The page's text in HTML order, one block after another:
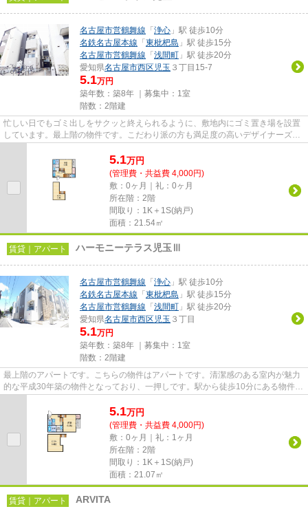
名古屋市営鶴舞線 「 浄心 」駅 徒歩10分
名鉄名古屋本線 「 東枇杷島 」駅 徒歩15分
名古屋市営鶴舞線 「 浅間町 」駅 徒歩20分
愛知県名古屋市西区 児玉 ３丁目15-7
5.1万円
築年数：築8年 ｜募集中： 1室
階数：2階建
忙しい日でもゴミ出しをサクッと終えられるように、敷地内にゴミ置き場を設置
しています。最上階の物件です。こだわり派の方も満足度の高いデザイナーズ物
5.1万円
(管理費・共益費 4,000円)
敷：0ヶ月｜礼：0ヶ月
所在階：2階
間取り：1K＋1S(納戸)
面積：21.54㎡
賃貸｜アパート ハーモニーテラス児玉Ⅲ
名古屋市営鶴舞線 「 浄心 」駅 徒歩10分
名鉄名古屋本線 「 東枇杷島 」駅 徒歩15分
名古屋市営鶴舞線 「 浅間町 」駅 徒歩20分
愛知県名古屋市西区 児玉 ３丁目
5.1万円
築年数：築8年 ｜募集中： 1室
階数：2階建
最上階のアパートです。こちらの物件はアパートです。清潔感のある室内が魅力
的な平成30年築の物件となっており、一押しです。駅から徒歩10分にある物件な
5.1万円
(管理費・共益費 4,000円)
敷：0ヶ月｜礼：1ヶ月
所在階：2階
間取り：1K＋1S(納戸)
面積：21.07㎡
賃貸｜アパート ARVITA